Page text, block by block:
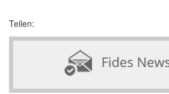
Teilen: